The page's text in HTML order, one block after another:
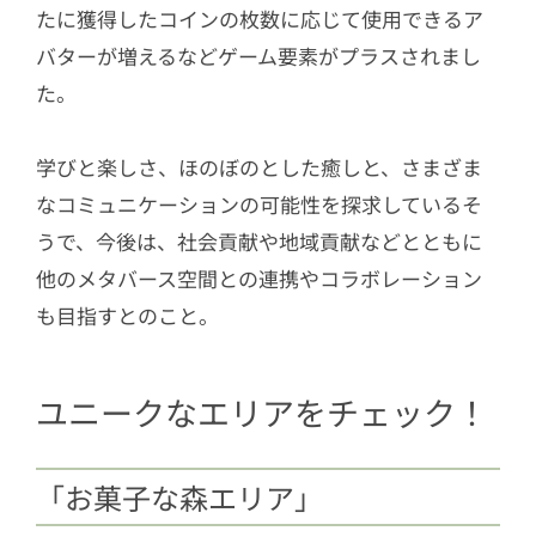
たに獲得したコインの枚数に応じて使用できるア
バターが増えるなどゲーム要素がプラスされまし
た。
学びと楽しさ、ほのぼのとした癒しと、さまざま
なコミュニケーションの可能性を探求しているそ
うで、今後は、社会貢献や地域貢献などとともに
他のメタバース空間との連携やコラボレーション
も目指すとのこと。
ユニークなエリアをチェック！
「お菓子な森エリア」